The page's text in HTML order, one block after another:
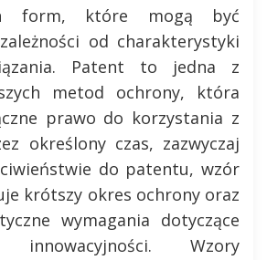
form, które mogą być
od charakterystyki
Patent to jedna z
metod ochrony, która
prawo do korzystania z
określony czas, zazwyczaj
do patentu, wzór
krótszy okres ochrony oraz
wymagania dotyczące
Wzory